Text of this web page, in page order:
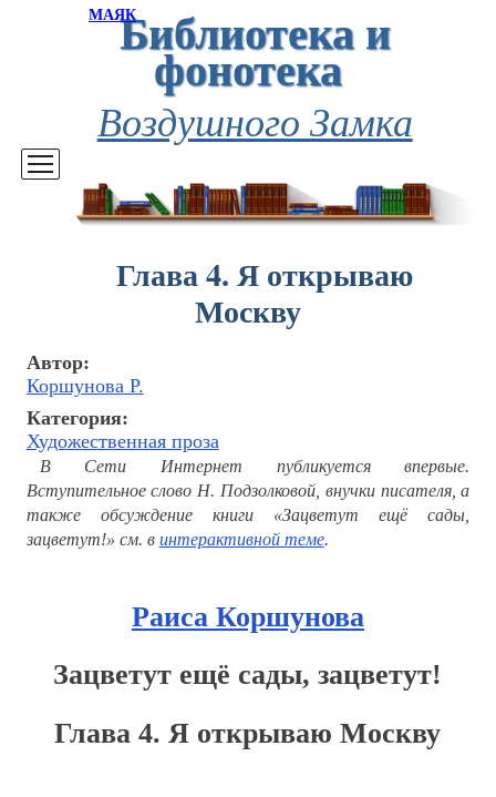
МАЯКБиблиотека и
фонотека
Воздушного Замка
Глава 4. Я открываю
Москву
Автор:
Коршунова Р.
Категория:
Художественная проза
В Сети Интернет публикуется впервые.
Вступительное слово Н. Подзолковой, внучки писателя, а
также обсуждение книги «Зацветут ещё сады,
зацветут!» см. в интерактивной теме.
Раиса Коршунова
Зацветут ещё сады, зацветут!
Глава 4. Я открываю Москву